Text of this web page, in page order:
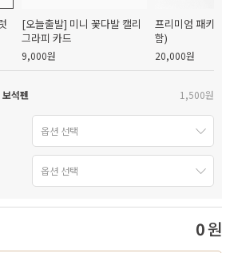
[오늘출발] 미니 꽃다발 캘리
그라피 카드
9,000원
프리미엄 패키지
함)
20,000원
석펜 1,500원
0원